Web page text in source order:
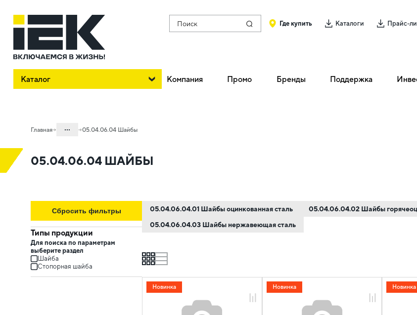
Поиск Где купить Каталоги Прайс-
Каталог Компания Промо Бренды Поддержка
Главная ...
05.04.06 Метизы и крепеж
05.04.06.04 Шайбы
05.04.06.04 ШАЙБЫ
Сбросить фильтры
Типы продукции
Для поиска по параметрам
выберите раздел
Шайба
Стопорная шайба
05.04.06.04.01 Шайбы оцинкованная сталь
05.04.06.04.02 Шайбы
05.04.06.04.03 Шайбы нержавеющая сталь
grid list
Новинка Новинка Новинка